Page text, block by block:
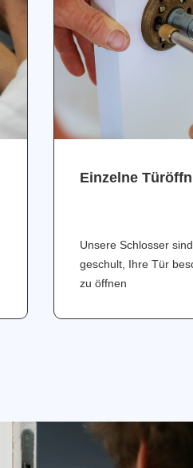
Einzelne
Unsere Schlosser
geschult, Ihre Tür
zu öffnen